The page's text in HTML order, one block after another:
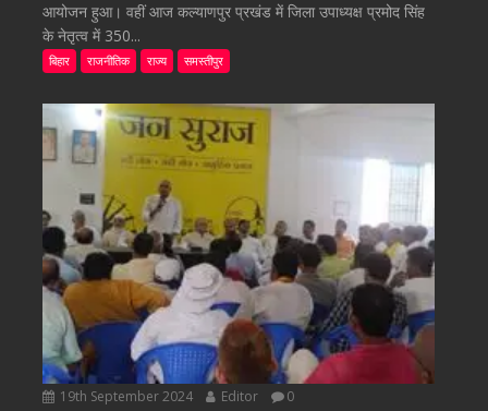
आयोजन हुआ। वहीं आज कल्याणपुर प्रखंड में जिला उपाध्यक्ष प्रमोद सिंह
के नेतृत्व में 350...
बिहार राजनीतिक राज्य समस्तीपुर
19th September 2024 Editor 0